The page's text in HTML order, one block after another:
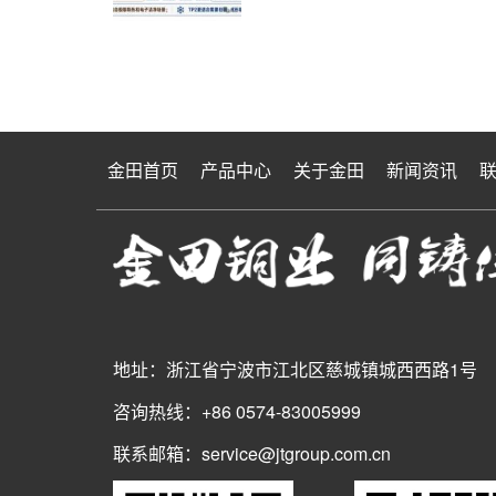
金田首页 产品中心 关于金田 新闻资讯
地址：浙江省宁波市江北区慈城镇城西西路1号
咨询热线：+86 0574-83005999
联系邮箱：service@jtgroup.com.cn